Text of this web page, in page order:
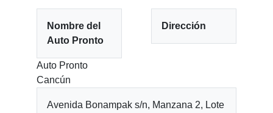
Nombre del
Auto Pronto
Auto Pronto
Cancún
Dirección
Avenida Bonampak s/n, Manzana 2, Lote